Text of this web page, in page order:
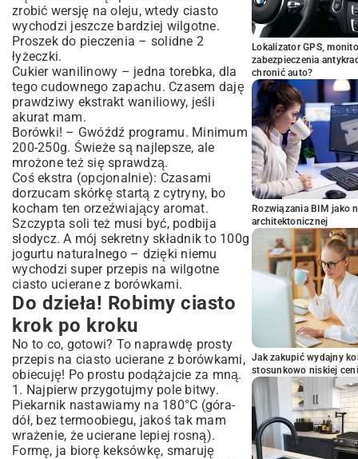
zrobić wersję na oleju, wtedy ciasto
wychodzi jeszcze bardziej wilgotne.
Proszek do pieczenia – solidne 2
łyżeczki.
Cukier wanilinowy – jedna torebka, dla
tego cudownego zapachu. Czasem daję
prawdziwy ekstrakt waniliowy, jeśli
akurat mam.
Borówki! – Gwóźdź programu. Minimum
200-250g. Świeże są najlepsze, ale
mrożone też się sprawdzą.
Coś ekstra (opcjonalnie): Czasami
dorzucam skórkę startą z cytryny, bo
kocham ten orzeźwiający aromat.
Szczypta soli też musi być, podbija
słodycz. A mój sekretny składnik to 100g
jogurtu naturalnego – dzięki niemu
wychodzi super przepis na wilgotne
ciasto ucierane z borówkami.
Do dzieła! Robimy ciasto
krok po kroku
No to co, gotowi? To naprawdę prosty
przepis na ciasto ucierane z borówkami,
obiecuję! Po prostu podążajcie za mną.
1. Najpierw przygotujmy pole bitwy.
Piekarnik nastawiamy na 180°C (góra-
dół, bez termoobiegu, jakoś tak mam
wrażenie, że ucierane lepiej rosną).
Formę, ja biorę keksówkę, smaruję
Lokalizator GPS,
zabezpieczenia
chronić auto?
Rozwiązania BIM jako
architektonicznej
Jak zakupić wydajny
stosunkowo niskiej